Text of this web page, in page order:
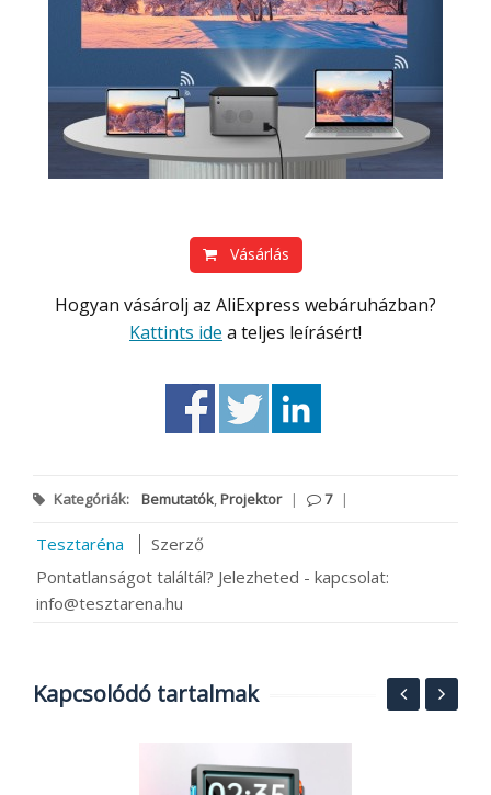
Vásárlás
Hogyan vásárolj az AliExpress webáruházban?
Kattints ide a teljes leírásért!
Kategóriák: Bemutatók,Projektor | 7 |
Tesztaréna
Szerző
Pontatlanságot találtál? Jelezheted - kapcsolat:
info@tesztarena.hu
Kapcsolódó tartalmak